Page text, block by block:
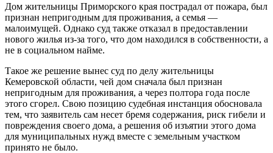
Дом жительницы Приморского края пострадал от пожара, был
признан непригодным для проживания, а семья —
малоимущей. Однако суд также отказал в предоставлении
нового жилья из-за того, что дом находился в собственности, а
не в социальном найме.
Такое же решение вынес суд по делу жительницы
Кемеровской области, чей дом сначала был признан
непригодным для проживания, а через полтора года после
этого сгорел. Свою позицию судебная инстанция обосновала
тем, что заявитель сам несет бремя содержания, риск гибели и
повреждения своего дома, а решения об изъятии этого дома
для муниципальных нужд вместе с земельным участком
принято не было.